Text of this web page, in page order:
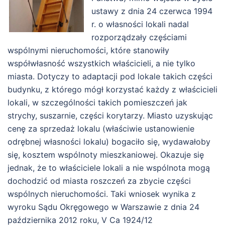
ustawy z dnia 24 czerwca 1994
r. o własności lokali nadal
rozporządzały częściami
wspólnymi nieruchomości, które stanowiły
współwłasność wszystkich właścicieli, a nie tylko
miasta. Dotyczy to adaptacji pod lokale takich części
budynku, z którego mógł korzystać każdy z właścicieli
lokali, w szczególności takich pomieszczeń jak
strychy, suszarnie, części korytarzy. Miasto uzyskując
cenę za sprzedaż lokalu (właściwie ustanowienie
odrębnej własności lokalu) bogaciło się, wydawałoby
się, kosztem wspólnoty mieszkaniowej. Okazuje się
jednak, że to właściciele lokali a nie wspólnota mogą
dochodzić od miasta roszczeń za zbycie części
wspólnych nieruchomości. Taki wniosek wynika z
wyroku Sądu Okręgowego w Warszawie z dnia 24
października 2012 roku, V Ca 1924/12